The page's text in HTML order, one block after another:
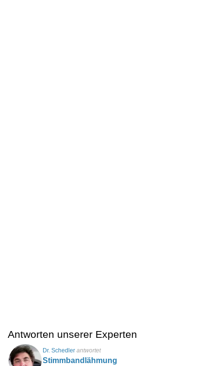
Antworten unserer Experten
Dr. Schedler antwortet
Stimmbandlähmung